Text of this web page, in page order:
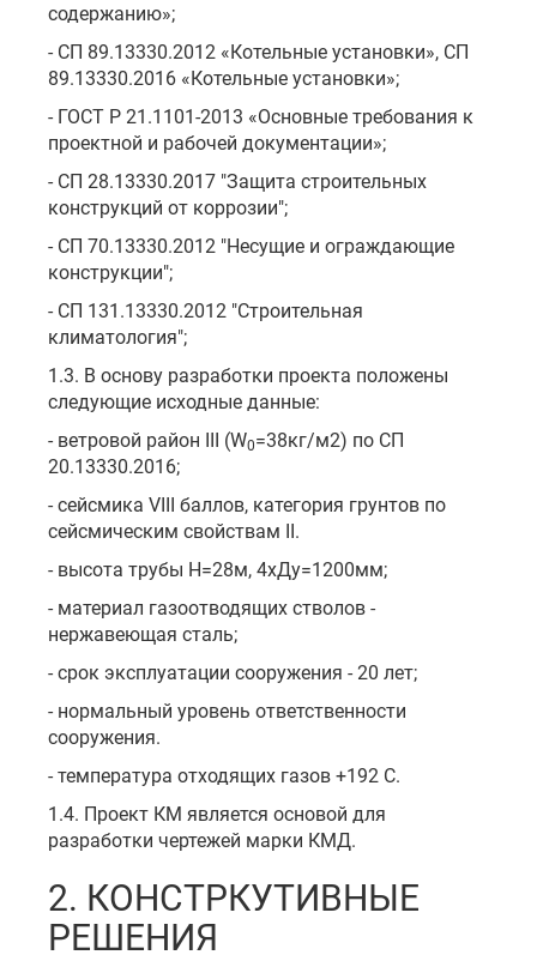
содержанию»;
- СП 89.13330.2012 «Котельные установки», СП
89.13330.2016 «Котельные установки»;
- ГОСТ Р 21.1101-2013 «Основные требования к
проектной и рабочей документации»;
- СП 28.13330.2017 "Защита строительных
конструкций от коррозии";
- СП 70.13330.2012 "Несущие и ограждающие
конструкции";
- СП 131.13330.2012 "Строительная
климатология";
1.3. В основу разработки проекта положены
следующие исходные данные:
- ветровой район III (W0=38кг/м2) по СП
20.13330.2016;
- сейсмика VIII баллов, категория грунтов по
сейсмическим свойствам II.
- высота трубы Н=28м, 4хДу=1200мм;
- материал газоотводящих стволов -
нержавеющая сталь;
- срок эксплуатации сооружения - 20 лет;
- нормальный уровень ответственности
сооружения.
- температура отходящих газов +192 С.
1.4. Проект КМ является основой для
разработки чертежей марки КМД.
2. КОНСТРКУТИВНЫЕ
РЕШЕНИЯ